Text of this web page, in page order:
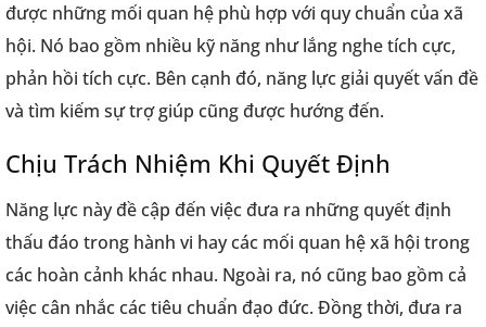
được những mối quan hệ phù hợp với quy chuẩn của xã
hội. Nó bao gồm nhiều kỹ năng như lắng nghe tích cực,
phản hồi tích cực. Bên cạnh đó, năng lực giải quyết vấn đề
và tìm kiếm sự trợ giúp cũng được hướng đến.
Chịu Trách Nhiệm Khi Quyết Định
Năng lực này đề cập đến việc đưa ra những quyết định
thấu đáo trong hành vi hay các mối quan hệ xã hội trong
các hoàn cảnh khác nhau. Ngoài ra, nó cũng bao gồm cả
việc cân nhắc các tiêu chuẩn đạo đức. Đồng thời, đưa ra